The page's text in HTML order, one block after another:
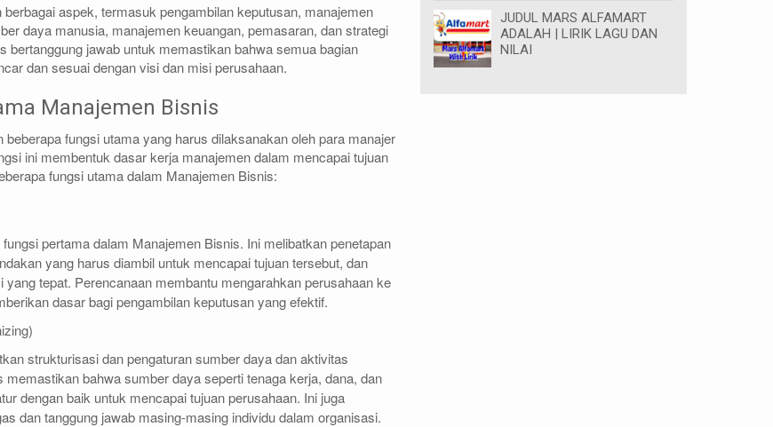
aspek, termasuk pengambilan keputusan, manajemen
daya manusia, manajemen keuangan, pemasaran, dan strategi
bertanggung jawab untuk memastikan bahwa semua bagian
dan sesuai dengan visi dan misi perusahaan.
Manajemen Bisnis
fungsi utama yang harus dilaksanakan oleh para manajer
ini membentuk dasar kerja manajemen dalam mencapai tujuan
fungsi utama dalam Manajemen Bisnis:
pertama dalam Manajemen Bisnis. Ini melibatkan penetapan
yang harus diambil untuk mencapai tujuan tersebut, dan
yang tepat. Perencanaan membantu mengarahkan perusahaan ke
dasar bagi pengambilan keputusan yang efektif.
strukturisasi dan pengaturan sumber daya dan aktivitas
memastikan bahwa sumber daya seperti tenaga kerja, dana, dan
dengan baik untuk mencapai tujuan perusahaan. Ini juga
dan tanggung jawab masing-masing individu dalam organisasi.
JUDUL MARS ALFAMART
ADALAH | LIRIK LAGU DAN
NILAI